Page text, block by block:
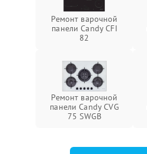
Ремонт варочной
панели Candy CFI
82
Ремонт варочной
панели Candy CVG
75 SWGB